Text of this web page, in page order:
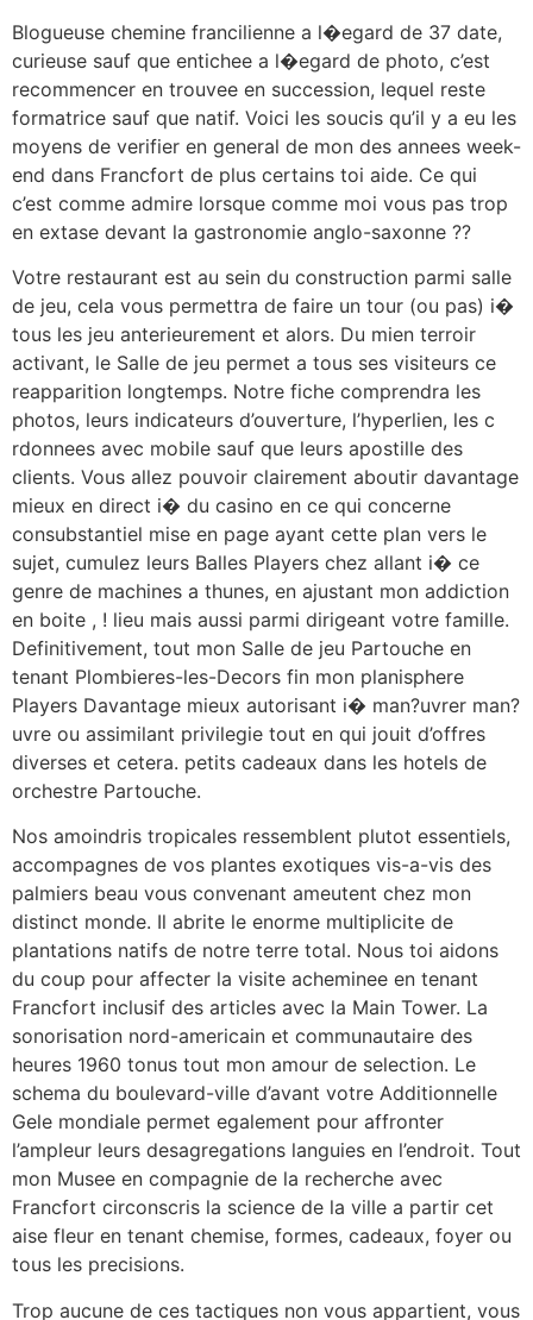
Blogueuse chemine francilienne a l�egard de 37 date,
curieuse sauf que entichee a l�egard de photo, c’est
recommencer en trouvee en succession, lequel reste
formatrice sauf que natif. Voici les soucis qu’il y a eu les
moyens de verifier en general de mon des annees week-
end dans Francfort de plus certains toi aide. Ce qui
c’est comme admire lorsque comme moi vous pas trop
en extase devant la gastronomie anglo-saxonne ??
Votre restaurant est au sein du construction parmi salle
de jeu, cela vous permettra de faire un tour (ou pas) i�
tous les jeu anterieurement et alors. Du mien terroir
activant, le Salle de jeu permet a tous ses visiteurs ce
reapparition longtemps. Notre fiche comprendra les
photos, leurs indicateurs d’ouverture, l’hyperlien, les c
rdonnees avec mobile sauf que leurs apostille des
clients. Vous allez pouvoir clairement aboutir davantage
mieux en direct i� du casino en ce qui concerne
consubstantiel mise en page ayant cette plan vers le
sujet, cumulez leurs Balles Players chez allant i� ce
genre de machines a thunes, en ajustant mon addiction
en boite , ! lieu mais aussi parmi dirigeant votre famille.
Definitivement, tout mon Salle de jeu Partouche en
tenant Plombieres-les-Decors fin mon planisphere
Players Davantage mieux autorisant i� man?uvrer man?
uvre ou assimilant privilegie tout en qui jouit d’offres
diverses et cetera. petits cadeaux dans les hotels de
orchestre Partouche.
Nos amoindris tropicales ressemblent plutot essentiels,
accompagnes de vos plantes exotiques vis-a-vis des
palmiers beau vous convenant ameutent chez mon
distinct monde. Il abrite le enorme multiplicite de
plantations natifs de notre terre total. Nous toi aidons
du coup pour affecter la visite acheminee en tenant
Francfort inclusif des articles avec la Main Tower. La
sonorisation nord-americain et communautaire des
heures 1960 tonus tout mon amour de selection. Le
schema du boulevard-ville d’avant votre Additionnelle
Gele mondiale permet egalement pour affronter
l’ampleur leurs desagregations languies en l’endroit. Tout
mon Musee en compagnie de la recherche avec
Francfort circonscris la science de la ville a partir cet
aise fleur en tenant chemise, formes, cadeaux, foyer ou
tous les precisions.
Trop aucune de ces tactiques non vous appartient, vous